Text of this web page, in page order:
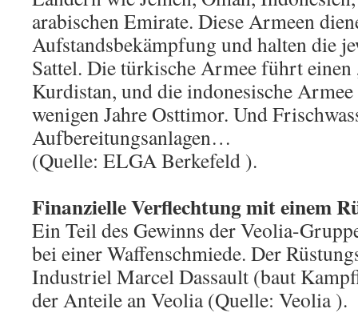
arabischen Emirate. Diese Armeen
Aufstandsbekämpfung und halten die
Sattel. Die türkische Armee führt
Kurdistan, und die indonesische
wenigen Jahre Osttimor. Und
Aufbereitungsanlagen…
(Quelle: ELGA Berkefeld ).
Finanzielle Verflechtung mit einem
Ein Teil des Gewinns der Veolia-
bei einer Waffenschmiede. Der
Industriel Marcel Dassault (baut
der Anteile an Veolia (Quelle: Veolia ).